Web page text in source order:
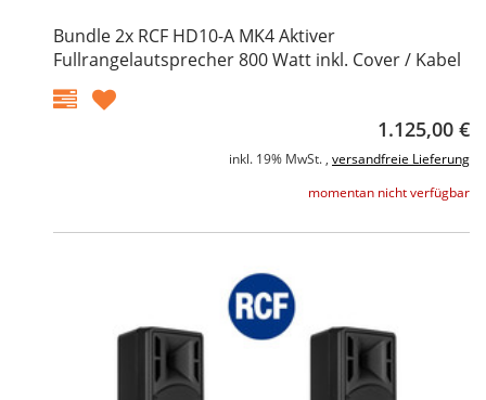
Bundle 2x RCF HD10-A MK4 Aktiver
Fullrangelautsprecher 800 Watt inkl. Cover / Kabel
1.125,00 €
inkl. 19% MwSt. , versandfreie Lieferung
momentan nicht verfügbar